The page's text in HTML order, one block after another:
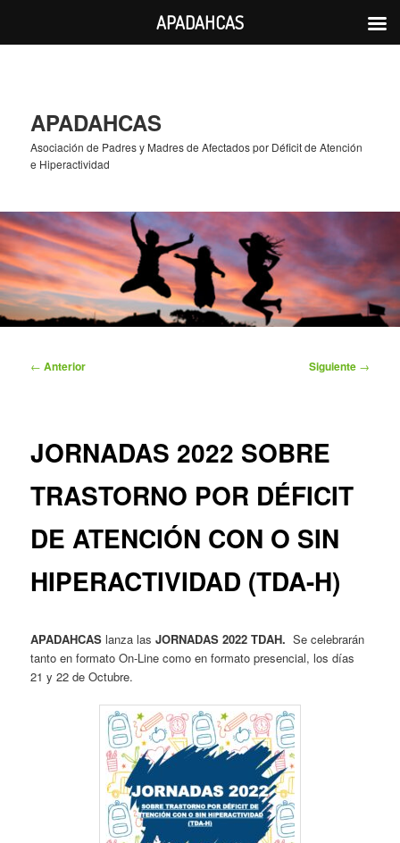
APADAHCAS
Asociación de Padres y Madres de Afectados por Déficit de Atención
e Hiperactividad
Navegación
← Anterior Siguiente →
JORNADAS 2022 SOBRE
TRASTORNO POR DÉFICIT
DE ATENCIÓN CON O SIN
HIPERACTIVIDAD (TDA-H)
APADAHCASlanza lasJORNADAS 2022 TDAH. Se celebrarán
tanto en formato On-Line como en formato presencial, los días
21 y 22 de Octubre.
APADAHCAS